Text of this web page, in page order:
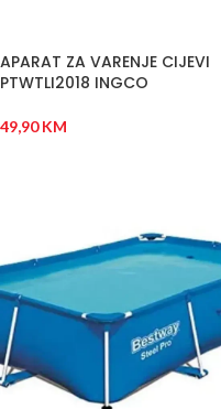
APARAT ZA VARENJE CIJEVI
PTWTLI2018 INGCO
49,90KM